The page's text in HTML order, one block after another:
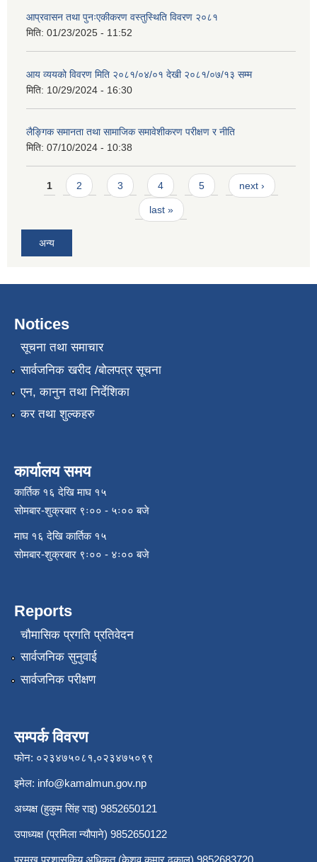
आप्रवासन तथा पुनःएकीकरण वस्तुस्थिति विवरण २०८१
मिति: 01/23/2025 - 11:52
आय व्ययको विवरण मिति २०८१/०४/०१ देखी २०८१/०७/१३ सम्म
मिति: 10/29/2024 - 16:30
लैङ्गिक समानता तथा सामाजिक समावेशीकरण परीक्षण र नीति
मिति: 07/10/2024 - 10:38
Pages
1 2 3 4 5 next ›
last »
अन्य
Notices
सूचना तथा समाचार
सार्वजनिक खरीद /बोलपत्र सूचना
एन, कानुन तथा निर्देशिका
कर तथा शुल्कहरु
कार्यालय समय
कार्तिक १६ देखि माघ १५
सोमबार-शुक्रबार ९ः०० - ५ः०० बजे
माघ १६ देखि कार्तिक १५
सोमबार-शुक्रबार ९ः०० - ४ः०० बजे
Reports
चौमासिक प्रगति प्रतिवेदन
सार्वजनिक सुनुवाई
सार्वजनिक परीक्षण
सम्पर्क विवरण
फोन: ०२३४७५०८१,०२३४७५०९९
इमेल: info@kamalmun.gov.np
अध्यक्ष (हुकुम सिंह राइ) 9852650121
उपाध्यक्ष (प्रमिला न्यौपाने) 9852650122
प्रमुख प्रशासकिय अधिकृत (केशव कुमार ढकाल) 9852683720